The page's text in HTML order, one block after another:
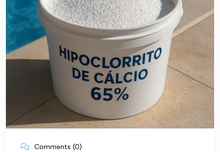
Comments (0)